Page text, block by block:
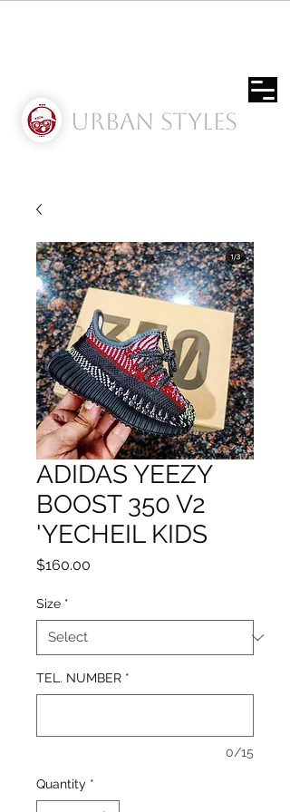
Urban Styles
ADIDAS YEEZY
BOOST 350 V2
'YECHEIL KIDS
$160.00
Size *
TEL. NUMBER *
0/15
Quantity *